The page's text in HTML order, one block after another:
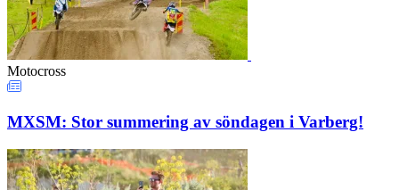
Motocross
MXSM: Stor summering av söndagen i Varberg!